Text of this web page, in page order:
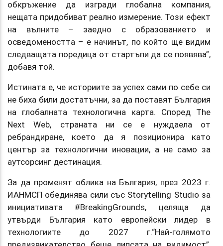
обкръжение да изгради глобална компания,
нещата придобиват реално измерение. Този ефект
на вълните – заедно с образованието и
осведомеността – е начинът, по който ще видим
следващата поредица от стартъпи да се появява”,
добавя той.
Истината е, че историите за успех сами по себе си
не биха били достатъчни, за да поставят България
на глобалната технологична карта. Според The
Next Web, страната ни се е нуждаела от
ребрандиране, което да я позиционира като
център за технологични иновации, а не само за
аутсорсинг дестинация.
За да променят облика на България, през 2023 г.
ИАНМСП обединява сили със Storytelling Studio за
инициативата #BreakingGrounds, целяща да
утвърди България като европейски лидер в
технологиите до 2027 г.“Най-голямото